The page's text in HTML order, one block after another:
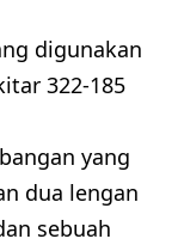
digunakan
322-185
yang
dua lengan
sebuah